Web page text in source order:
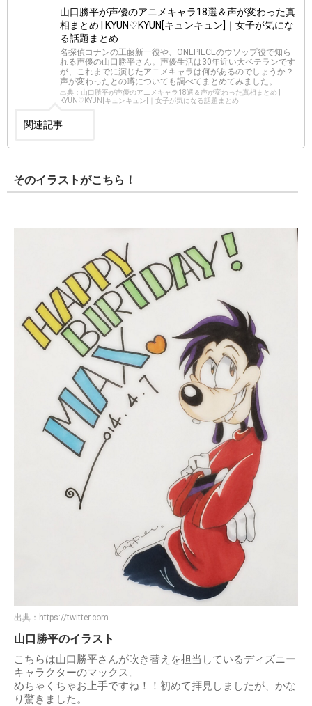
山口勝平が声優のアニメキャラ18選＆声が変わった真
相まとめ | KYUN♡KYUN[キュンキュン]｜女子が気にな
る話題まとめ
名探偵コナンの工藤新一役や、ONEPIECEのウソップ役で知ら
れる声優の山口勝平さん。声優生活は30年近い大ベテランです
が、これまでに演じたアニメキャラは何があるのでしょうか？
声が変わったとの噂についても調べてまとめてみました。
出典：山口勝平が声優のアニメキャラ18選＆声が変わった真相まとめ |
KYUN♡KYUN[キュンキュン]｜女子が気になる話題まとめ
関連記事
そのイラストがこちら！
出典： https://twitter.com
山口勝平のイラスト
こちらは山口勝平さんが吹き替えを担当しているディズニー
キャラクターのマックス。
めちゃくちゃお上手ですね！！初めて拝見しましたが、かな
り驚きました。